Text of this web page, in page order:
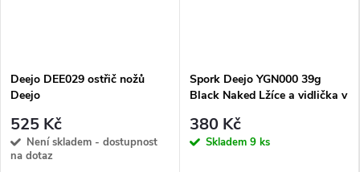
Deejo DEE029 ostřič nožů
Deejo
525 Kč
Není skladem - dostupnost
na dotaz
Spork Deejo YGN000 39g
Black Naked Lžíce a vidlička v
380 Kč
Skladem 9 ks